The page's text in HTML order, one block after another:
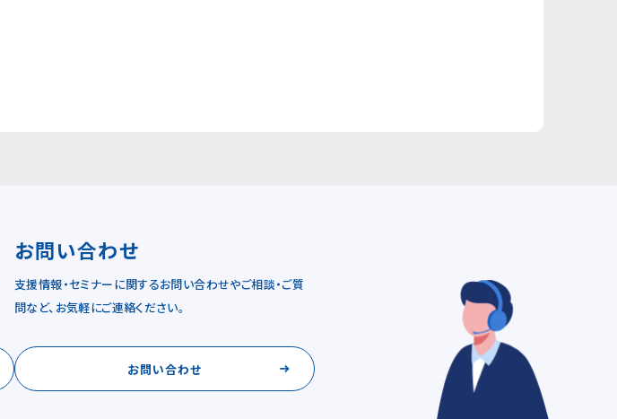
お問い合わせ
支援情報・セミナーに関するお問い合わせやご相談・ご質
問など、お気軽にご連絡ください。
お問い合わせ